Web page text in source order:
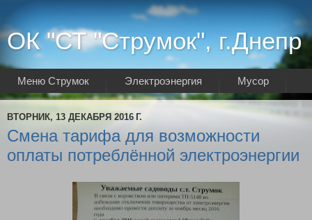
ОК "СТ "Струмок", г.Днепр
Меню Струмок Электроэнергия Мусор
Интернет
ВТОРНИК, 13 ДЕКАБРЯ 2016 Г.
Смена тарифа для возможности
оплаты потреблённой электроэнергии